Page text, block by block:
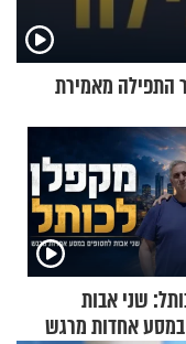
התפילה מאמירת
שני אבות
אחדות מרגש